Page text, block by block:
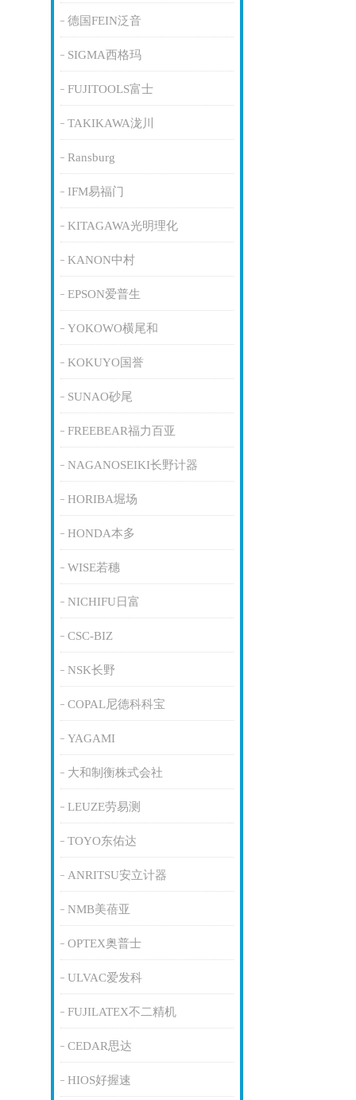
德国FEIN泛音
SIGMA西格玛
FUJITOOLS富士
TAKIKAWA泷川
Ransburg
IFM易福门
KITAGAWA光明理化
KANON中村
EPSON爱普生
YOKOWO横尾和
KOKUYO国誉
SUNAO砂尾
FREEBEAR福力百亚
NAGANOSEIKI长野计器
HORIBA堀场
HONDA本多
WISE若穗
NICHIFU日富
CSC-BIZ
NSK长野
COPAL尼德科科宝
YAGAMI
大和制衡株式会社
LEUZE劳易测
TOYO东佑达
ANRITSU安立计器
NMB美蓓亚
OPTEX奥普士
ULVAC爱发科
FUJILATEX不二精机
CEDAR思达
HIOS好握速